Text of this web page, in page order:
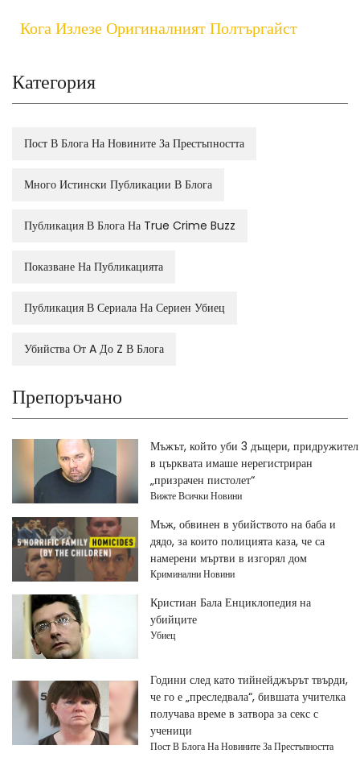
Кога Излезе Оригиналният Полтъргайст
Категория
Пост В Блога На Новините За Престъпността
Много Истински Публикации В Блога
Публикация В Блога На True Crime Buzz
Показване На Публикацията
Публикация В Сериала На Сериен Убиец
Убийства От A До Z В Блога
Препоръчано
Мъжът, който уби 3 дъщери, придружител
в църквата имаше нерегистриран
„призрачен пистолет“
Вижте Всички Новини
Мъж, обвинен в убийството на баба и
дядо, за които полицията каза, че са
намерени мъртви в изгорял дом
Криминални Новини
Кристиан Бала Енциклопедия на
убийците
Убиец
Години след като тийнейджърът твърди,
че го е „преследвала“, бившата учителка
получава време в затвора за секс с
ученици
Пост В Блога На Новините За Престъпността